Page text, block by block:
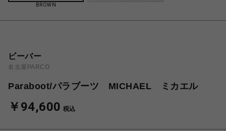
BROWN
ビーバー
名古屋PARCO
Paraboot/パラブーツ MICHAEL ミカエル
￥94,600 税込